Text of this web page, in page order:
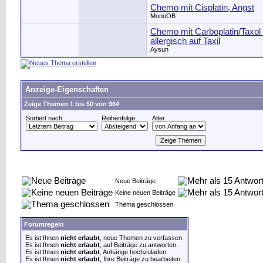
Chemo mit Cisplatin, Angst
MonoOB
Chemo mit Carboplatin/Taxol
allergisch auf Taxil
Aysun
Anzeige-Eigenschaften
Zeige Themen 1 bis 50 von 964
Sortiert nach
Reihenfolge Alter
Neue Beiträge
Keine neuen Beiträge
Thema geschlossen
Forumregeln
Es ist Ihnen nicht erlaubt , neue Themen zu verfassen.
Es ist Ihnen nicht erlaubt , auf Beiträge zu antworten.
Es ist Ihnen nicht erlaubt , Anhänge hochzuladen.
Es ist Ihnen nicht erlaubt , Ihre Beiträge zu bearbeiten.